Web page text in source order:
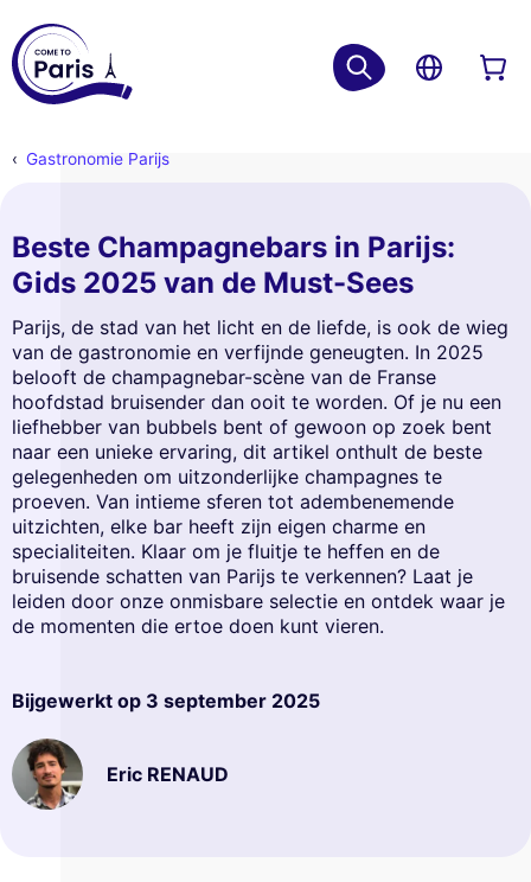
Gastronomie Parijs
Beste Champagnebars in Parijs:
Gids 2025 van de Must-Sees
Parijs, de stad van het licht en de liefde, is ook de wieg
van de gastronomie en verfijnde geneugten. In 2025
belooft de champagnebar-scène van de Franse
hoofdstad bruisender dan ooit te worden. Of je nu een
liefhebber van bubbels bent of gewoon op zoek bent
naar een unieke ervaring, dit artikel onthult de beste
gelegenheden om uitzonderlijke champagnes te
proeven. Van intieme sferen tot adembenemende
uitzichten, elke bar heeft zijn eigen charme en
specialiteiten. Klaar om je fluitje te heffen en de
bruisende schatten van Parijs te verkennen? Laat je
leiden door onze onmisbare selectie en ontdek waar je
de momenten die ertoe doen kunt vieren.
Bijgewerkt op 3 september 2025
Eric RENAUD